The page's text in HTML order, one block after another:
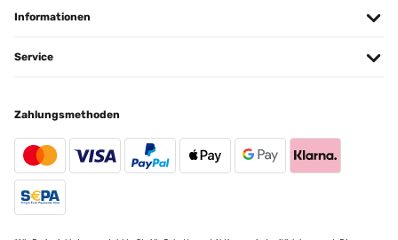
j'ai reçu un miroir rectangle au lieu d'un miroir ovale ; MAIS il est
je ne saurai jamais comment le miroir ovale aurait convenu mais le
miroir rectangle rend superbement dans notre entrée ! sur le
résumé de l'achat vous indiquez 30x25 mais il s'agit du miroir de
70x50 ; ça fait beaucoup d'erreur . Mais le miroir est SUPERBE !!!!
Amazon Benutzer – Bewertung durch Chal-Tec GmbH nicht eigenständig
Informationen
Service
Zahlungsmethoden